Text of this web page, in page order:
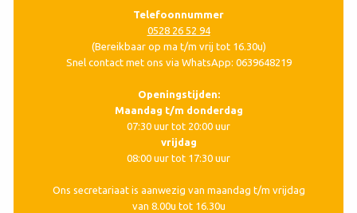
Telefoonnummer
0528 26 52 94
(Bereikbaar op ma t/m vrij tot 16.30u)
Snel contact met ons via WhatsApp: 0639648219
Openingstijden:
Maandag t/m donderdag
07:30 uur tot 20:00 uur
vrijdag
08:00 uur tot 17:30 uur
Ons secretariaat is aanwezig van maandag t/m vrijdag
van 8.00u tot 16.30u